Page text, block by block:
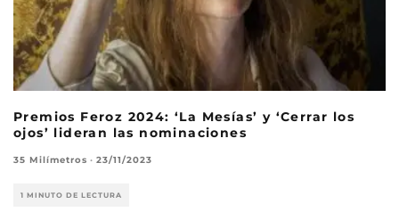
Premios Feroz 2024: ‘La Mesías’ y ‘Cerrar los
ojos’ lideran las nominaciones
35 Milímetros · 23/11/2023
1 MINUTO DE LECTURA